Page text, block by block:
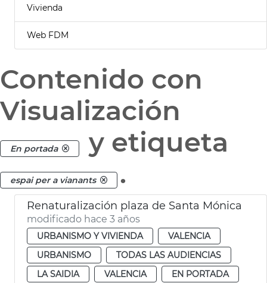
Vivienda
Web FDM
Contenido con
Visualización
En portada y etiqueta
espai per a vianants .
Renaturalización plaza de Santa Mónica
modificado hace 3 años
URBANISMO Y VIVIENDA
VALENCIA
URBANISMO
TODAS LAS AUDIENCIAS
LA SAIDIA
VALENCIA
EN PORTADA